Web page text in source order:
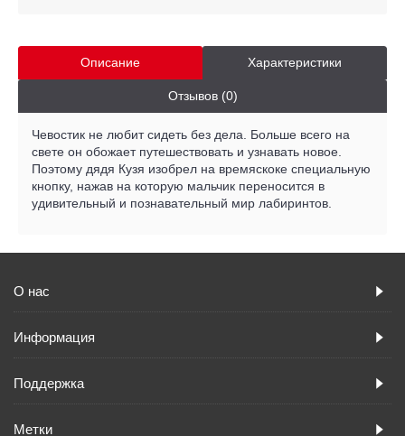
Описание Характеристики
Отзывов (0)
Чевостик не любит сидеть без дела. Больше всего на
свете он обожает путешествовать и узнавать новое.
Поэтому дядя Кузя изобрел на времяскоке специальную
кнопку, нажав на которую мальчик переносится в
удивительный и познавательный мир лабиринтов.
О нас
Информация
Поддержка
Метки